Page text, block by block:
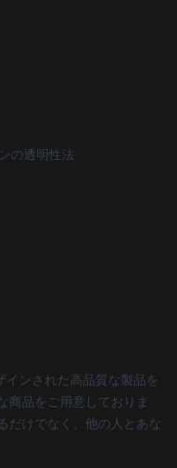
の透明性法
ンされた高品質な製品を
商品をご用意しておりま
だけでなく、他の人とあな